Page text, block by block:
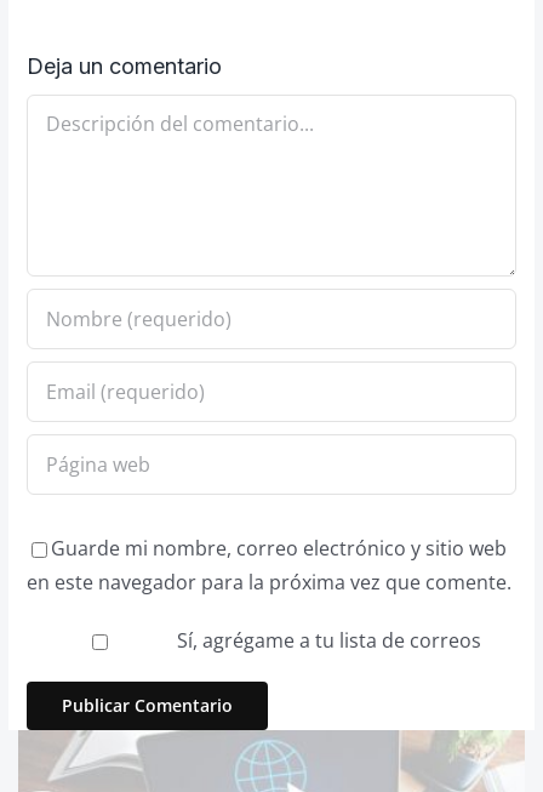
Deja un comentario
Comentario
Guarde mi nombre, correo electrónico y sitio web
en este navegador para la próxima vez que comente.
Sí, agrégame a tu lista de correos